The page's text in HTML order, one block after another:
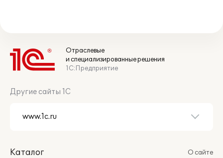
Отраслевые
и специализированные решения
1С:Предприятие
Другие сайты 1С
Каталог
О сайте